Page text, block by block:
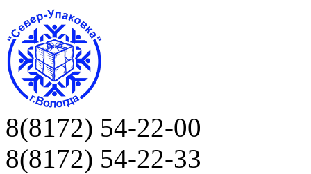
8(8172) 54-22-00
8(8172) 54-22-33